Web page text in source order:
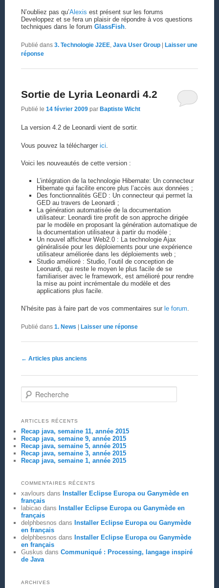
N’oubliez pas qu’Alexis est présent sur les forums
Developpez et se fera un plaisir de répondre à vos questions
techniques dans le forum GlassFish.
Publié dans 3. Technologie J2EE, Java User Group | Laisser une
réponse
Sortie de Lyria Leonardi 4.2
Publié le 14 février 2009 par Baptiste Wicht
La version 4.2 de Leonardi vient de sortir.
Vous pouvez la télécharger ici
Voici les nouveautés de cette version :
L’intégration de la technologie Hibernate: Un connecteur
Hibernate qui facilite encore plus l’accès aux données ;
Des fonctionnalités GED : Un connecteur qui permet la
GED au travers de Leonardi ;
La génération automatisée de la documentation
utilisateur: Leonardi tire profit de son approche dirigée
par le modèle en proposant la génération automatique de
la documentation utilisateur à partir du modèle ;
Un nouvel afficheur Web2.0 : La technologie Ajax
généralisée pour les déploiements pour une expérience
utilisateur améliorée dans les déploiements web ;
Studio amélioré : Studio, l’outil de conception de
Leonardi, qui reste le moyen le plus facile de se
familiariser avec le framework, est amélioré pour rendre
la mise au point incrémentale du modèle et des
applications plus facile.
N’hésite pas à faire part de vos commentaires sur le forum
Publié dans 1. News Laisser une réponse
Navigation des articles
← Articles plus anciens
Recherche
ARTICLES RÉCENTS
Recap java, semaine 11, année 2015
Recap java, semaine 9, année 2015
Recap java, semaine 5, année 2015
Recap java, semaine 3, année 2015
Recap java, semaine 1, année 2015
COMMENTAIRES RÉCENTS
xavlours dans Installer Eclipse Europa ou Ganymède en
français
labicaodans Installer Eclipse Europa ou Ganymède en
français
delphbesnos dans Installer Eclipse Europa ou Ganymède
en français
delphbesnos dans Installer Eclipse Europa ou Ganymède
en français
Guskus dans Communiqué : Processing, langage inspiré
de Java
ARCHIVES